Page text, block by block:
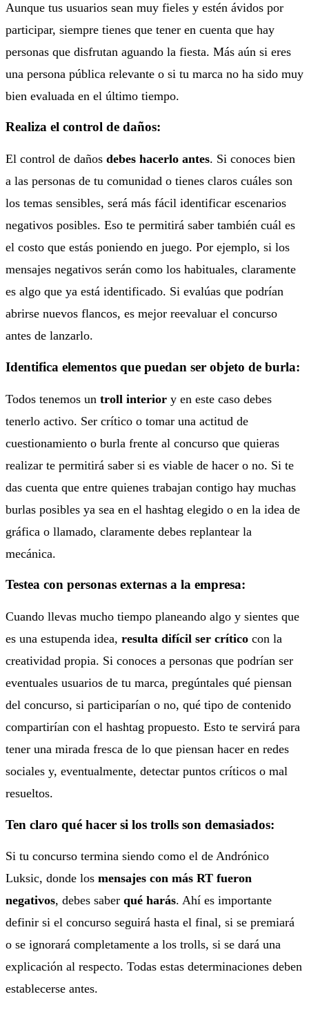
Aunque tus usuarios sean muy fieles y estén ávidos por
participar, siempre tienes que tener en cuenta que hay
personas que disfrutan aguando la fiesta. Más aún si eres
una persona pública relevante o si tu marca no ha sido muy
bien evaluada en el último tiempo.
Realiza el control de daños:
El control de daños debes hacerlo antes. Si conoces bien
a las personas de tu comunidad o tienes claros cuáles son
los temas sensibles, será más fácil identificar escenarios
negativos posibles. Eso te permitirá saber también cuál es
el costo que estás poniendo en juego. Por ejemplo, si los
mensajes negativos serán como los habituales, claramente
es algo que ya está identificado. Si evalúas que podrían
abrirse nuevos flancos, es mejor reevaluar el concurso
antes de lanzarlo.
Identifica elementos que puedan ser objeto de burla:
Todos tenemos un troll interior y en este caso debes
tenerlo activo. Ser crítico o tomar una actitud de
cuestionamiento o burla frente al concurso que quieras
realizar te permitirá saber si es viable de hacer o no. Si te
das cuenta que entre quienes trabajan contigo hay muchas
burlas posibles ya sea en el hashtag elegido o en la idea de
gráfica o llamado, claramente debes replantear la
mecánica.
Testea con personas externas a la empresa:
Cuando llevas mucho tiempo planeando algo y sientes que
es una estupenda idea, resulta difícil ser crítico con la
creatividad propia. Si conoces a personas que podrían ser
eventuales usuarios de tu marca, pregúntales qué piensan
del concurso, si participarían o no, qué tipo de contenido
compartirían con el hashtag propuesto. Esto te servirá para
tener una mirada fresca de lo que piensan hacer en redes
sociales y, eventualmente, detectar puntos críticos o mal
resueltos.
Ten claro qué hacer si los trolls son demasiados:
Si tu concurso termina siendo como el de Andrónico
Luksic, donde los mensajes con más RT fueron
negativos, debes saber qué harás. Ahí es importante
definir si el concurso seguirá hasta el final, si se premiará
o se ignorará completamente a los trolls, si se dará una
explicación al respecto. Todas estas determinaciones deben
establecerse antes.